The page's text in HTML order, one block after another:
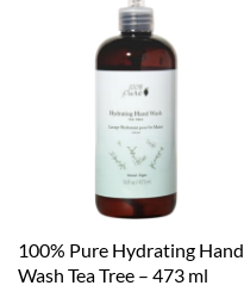
100% Pure Hydrating Hand
Wash Tea Tree – 473 ml